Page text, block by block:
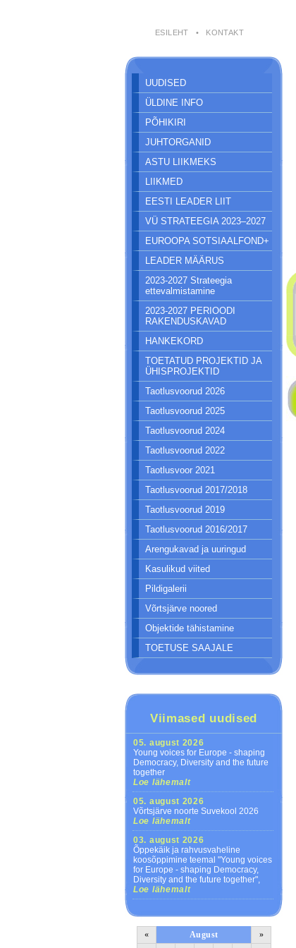
ESILEHT • KONTAKT
UUDISED
ÜLDINE INFO
PÕHIKIRI
JUHTORGANID
ASTU LIIKMEKS
LIIKMED
EESTI LEADER LIIT
VÜ STRATEEGIA 2023–2027
EUROOPA SOTSIAALFOND+
LEADER MÄÄRUS
2023-2027 Strateegia
ettevalmistamine
2023-2027 PERIOODI
RAKENDUSKAVAD
HANKEKORD
TOETATUD PROJEKTID JA
ÜHISPROJEKTID
Taotlusvoorud 2026
Taotlusvoorud 2025
Taotlusvoorud 2024
Taotlusvoorud 2022
Taotlusvoor 2021
Taotlusvoorud 2017/2018
Taotlusvoorud 2019
Taotlusvoorud 2016/2017
Arengukavad ja uuringud
Kasulikud viited
Pildigalerii
Võrtsjärve noored
Objektide tähistamine
TOETUSE SAAJALE
Viimased uudised
05. august 2026
Young voices for Europe - shaping
Democracy, Diversity and the future
together
Loe lähemalt
05. august 2026
Võrtsjärve noorte Suvekool 2026
Loe lähemalt
03. august 2026
Õppekäik ja rahvusvaheline
koosõppimine teemal "Young voices
for Europe - shaping Democracy,
Diversity and the future together",
Loe lähemalt
« August »